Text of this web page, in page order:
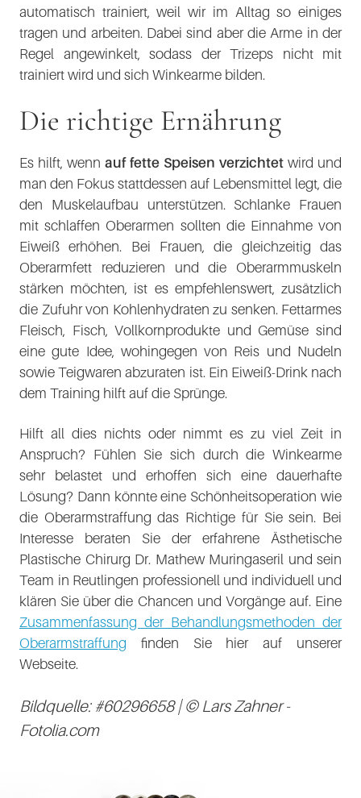
automatisch trainiert, weil wir im Alltag so einiges
tragen und arbeiten. Dabei sind aber die Arme in der
Regel angewinkelt, sodass der Trizeps nicht mit
trainiert wird und sich Winkearme bilden.
Die richtige Ernährung
Es hilft, wenn auf fette Speisen verzichtet wird und
man den Fokus stattdessen auf Lebensmittel legt, die
den Muskelaufbau unterstützen. Schlanke Frauen
mit schlaffen Oberarmen sollten die Einnahme von
Eiweiß erhöhen. Bei Frauen, die gleichzeitig das
Oberarmfett reduzieren und die Oberarmmuskeln
stärken möchten, ist es empfehlenswert, zusätzlich
die Zufuhr von Kohlenhydraten zu senken. Fettarmes
Fleisch, Fisch, Vollkornprodukte und Gemüse sind
eine gute Idee, wohingegen von Reis und Nudeln
sowie Teigwaren abzuraten ist. Ein Eiweiß-Drink nach
dem Training hilft auf die Sprünge.
Hilft all dies nichts oder nimmt es zu viel Zeit in
Anspruch? Fühlen Sie sich durch die Winkearme
sehr belastet und erhoffen sich eine dauerhafte
Lösung? Dann könnte eine Schönheitsoperation wie
die Oberarmstraffung das Richtige für Sie sein. Bei
Interesse beraten Sie der erfahrene Ästhetische
Plastische Chirurg Dr. Mathew Muringaseril und sein
Team in Reutlingen professionell und individuell und
klären Sie über die Chancen und Vorgänge auf. Eine
Zusammenfassung der Behandlungsmethoden der
Oberarmstraffung finden Sie hier auf unserer
Webseite.
Bildquelle: #60296658 | © Lars Zahner -
Fotolia.com